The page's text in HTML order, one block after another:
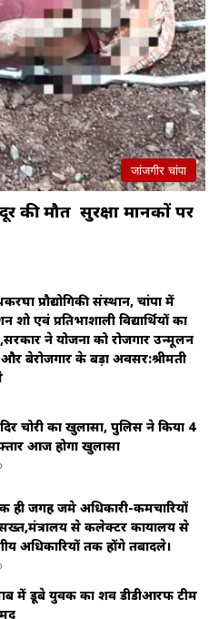
जांजगीर चांपा
की मौत सुरक्षा मानकों पर
प्रौद्योगिकी संस्थान, चांपा में
शो एवं प्रतिभाशाली विद्यार्थियों का
ने योजना को रोजगार उन्मूलन
बेरोजगार के बड़ा अवसर:श्रीमती
चोरी का खुलासा, पुलिस ने किया 4
आज होगा खुलासा
ही जगह जमे अधिकारी-कर्मचारियों
से कलेक्टर कार्यालय से
अधिकारियों तक होंगे तबादले।
में डूबे युवक का शव डीडीआरफ टीम